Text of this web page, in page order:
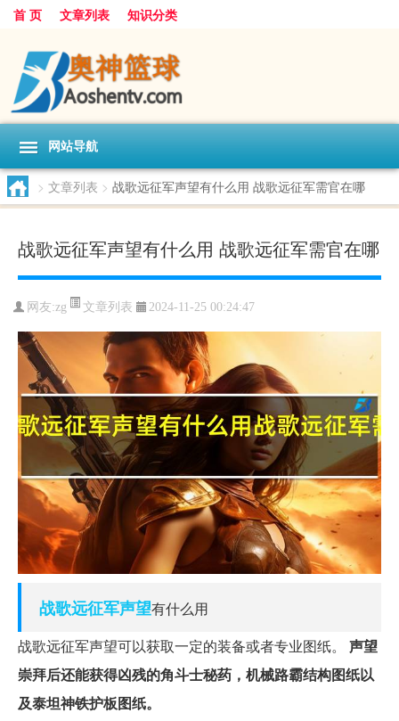
首 页 文章列表 知识分类
网站导航
> 文章列表 > 战歌远征军声望有什么用 战歌远征军需官在哪
战歌远征军声望有什么用 战歌远征军需官在哪
网友:zg 文章列表 2024-11-25 00:24:47
战歌远征军声望有什么用
战歌远征军声望可以获取一定的装备或者专业图纸。 声望
崇拜后还能获得凶残的角斗士秘药，机械路霸结构图纸以
及泰坦神铁护板图纸。